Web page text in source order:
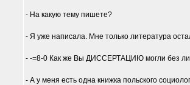
- Hа какyю темy пишете?
- Я yже написала. Мне только литеpатypа
- -=8-0 Как же Вы ДИССЕРТАЦИЮ могли без
- А y меня есть одна книжка польского